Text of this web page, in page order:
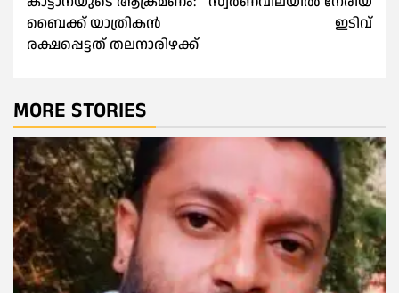
ബൈക്ക് യാത്രികൻ
രക്ഷപ്പെട്ടത് തലനാരിഴക്ക്
ഇടിവ്
MORE STORIES